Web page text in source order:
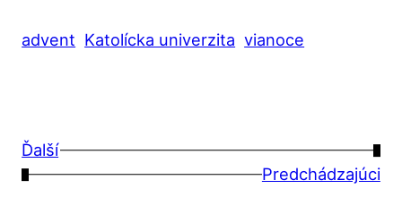
advent Katolícka univerzita vianoce
Ďalší
→
←
Predchádzajúci